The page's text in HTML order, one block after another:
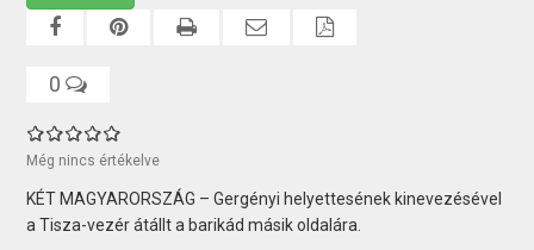
0
Még nincs értékelve
KÉT MAGYARORSZÁG – Gergényi helyettesének kinevezésével
a Tisza-vezér átállt a barikád másik oldalára.